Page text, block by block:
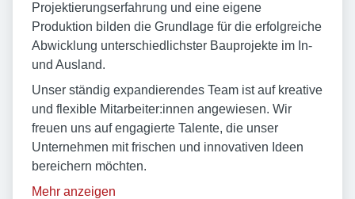
Projektierungserfahrung und eine eigene
Produktion bilden die Grundlage für die erfolgreiche
Abwicklung unterschiedlichster Bauprojekte im In-
und Ausland.
Unser ständig expandierendes Team ist auf kreative
und flexible Mitarbeiter:innen angewiesen. Wir
freuen uns auf engagierte Talente, die unser
Unternehmen mit frischen und innovativen Ideen
bereichern möchten.
Mehr anzeigen